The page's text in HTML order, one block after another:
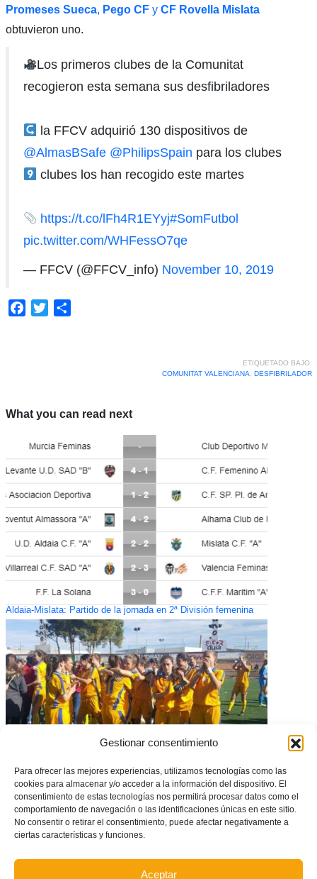
Gestionar consentimiento
Para ofrecer las mejores experiencias, utilizamos tecnologías como las
cookies para almacenar y/o acceder a la información del dispositivo. El
consentimiento de estas tecnologías nos permitirá procesar datos como el
comportamiento de navegación o las identificaciones únicas en este sitio.
No consentir o retirar el consentimiento, puede afectar negativamente a
ciertas características y funciones.
Aceptar
Promeses Sueca, Pego CFy CF Rovella Mislata
obtuvieron uno.
Los primeros clubes de la Comunitat
recogieron esta semana sus desfibriladores
la FFCV adquirió 130 dispositivos de
@AlmasBSafe @PhilipsSpain para los clubes
clubes los han recogido este martes
https://t.co/lFh4R1EYyj#SomFutbol
pic.twitter.com/WHFessO7qe
— FFCV (@FFCV_info) November 10, 2019
Facebook
Twitter
ETIQUETADO BAJO:
COMUNITAT VALENCIANA
DESFIBRILADOR
What you can read next
Aldaia-Mislata: Partido de la jornada en 2ª División femenina
Aplazada la sesión de entrenamientos de hoy en Picassent